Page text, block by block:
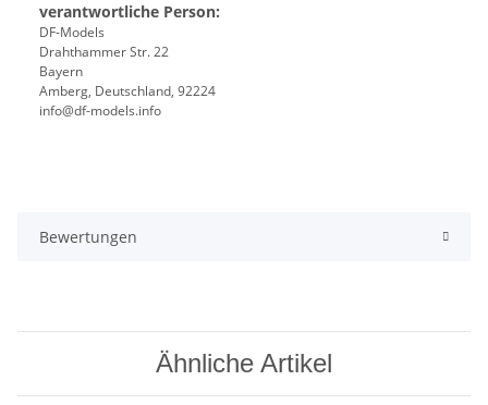
verantwortliche Person:
DF-Models
Drahthammer Str. 22
Bayern
Amberg, Deutschland, 92224
info@df-models.info
Bewertungen
Ähnliche Artikel